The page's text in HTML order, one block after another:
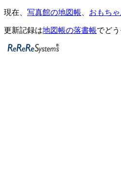
現在、 写真館の地図帳 おもち
更新記録は地図帳の落書帳でどう